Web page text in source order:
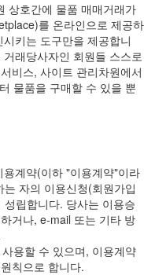
상호간에 물품 매매거래가
를 온라인으로 제공하
키는 도구만을 제공합니
래당사자인 회원들 스스로
비스, 사이트 관리차원에서
물품을 구매할 수 있을 뿐
계약(이하 "이용계약"이라
자의 이용신청(회원가입
립합니다. 당사는 이용승
거나, e-mail 또는 기타 방
용할 수 있으며, 이용계약
칙으로 합니다.